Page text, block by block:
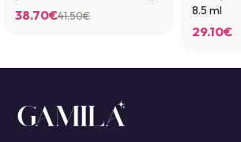
41.50€
38.70€
8.5 ml
29.10€